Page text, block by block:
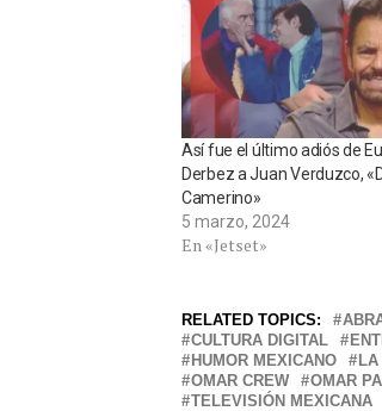
Así fue el último adiós de
Derbez a Juan Verduzco,
Camerino»
5 marzo, 2024
En «Jetset»
RELATED TOPICS:
CULTURA DIGITAL
HUMOR MEXICANO
LA
OMAR CREW
OMAR
TELEVISIÓN MEXICANA